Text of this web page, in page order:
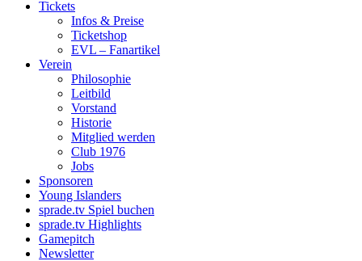
Tickets
Infos & Preise
Ticketshop
EVL – Fanartikel
Verein
Philosophie
Leitbild
Vorstand
Historie
Mitglied werden
Club 1976
Jobs
Sponsoren
Young Islanders
sprade.tv Spiel buchen
sprade.tv Highlights
Gamepitch
Newsletter